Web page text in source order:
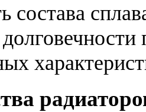
состава